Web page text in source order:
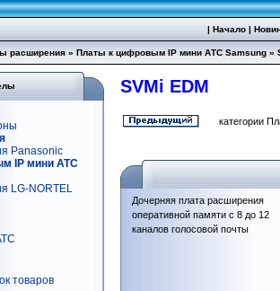
| Начало|
расширения » Платы к цифровым IP мини АТС Samsung »
Panasonic
IP мини АТС
LG-NORTEL
товаров
SVMi EDM
категории
Дочерняя плата расширения
оперативной памяти с 8 до 12
каналов голосовой почты